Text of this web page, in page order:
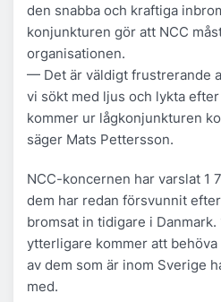
den snabba och kraftiga
konjunkturen gör att NCC
organisationen.
— Det är väldigt frustrerande
vi sökt med ljus och lykta
kommer ur lågkonjunkturen
säger Mats Pettersson.
NCC-koncernen har varslat 1
dem har redan försvunnit
bromsat in tidigare i
ytterligare kommer att behöva
av dem som är inom Sverige
med.